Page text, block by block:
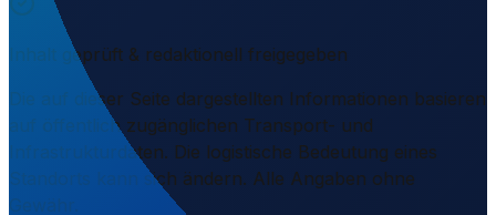
Inhalt geprüft & redaktionell freigegeben
Die auf dieser Seite dargestellten Informationen basieren
auf öffentlich zugänglichen Transport- und
Infrastrukturdaten. Die logistische Bedeutung eines
Standorts kann sich ändern. Alle Angaben ohne